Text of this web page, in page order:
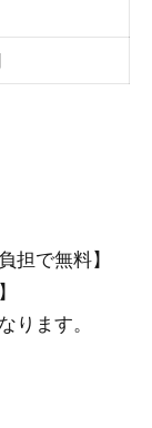
担で無料】
ります。